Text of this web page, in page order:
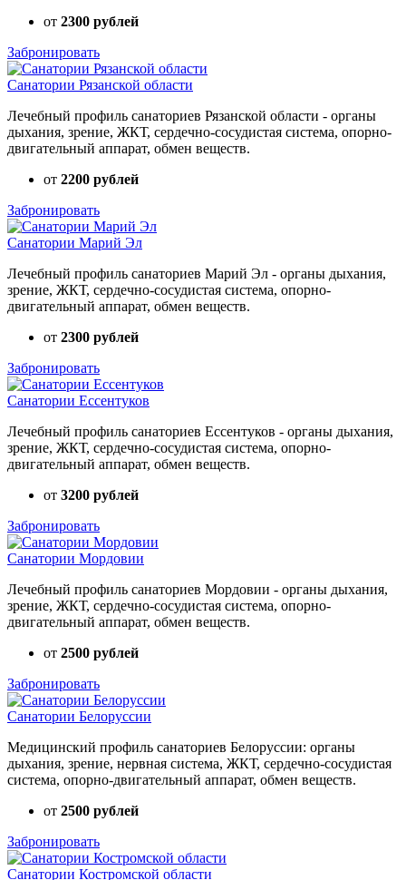
от 2300 рублей
Забронировать
Санатории Рязанской области
Лечебный профиль санаториев Рязанской области - органы
дыхания, зрение, ЖКТ, сердечно-сосудистая система, опорно-
двигательный аппарат, обмен веществ.
от 2200 рублей
Забронировать
Санатории Марий Эл
Лечебный профиль санаториев Марий Эл - органы дыхания,
зрение, ЖКТ, сердечно-сосудистая система, опорно-
двигательный аппарат, обмен веществ.
от 2300 рублей
Забронировать
Санатории Ессентуков
Лечебный профиль санаториев Ессентуков - органы дыхания,
зрение, ЖКТ, сердечно-сосудистая система, опорно-
двигательный аппарат, обмен веществ.
от 3200 рублей
Забронировать
Санатории Мордовии
Лечебный профиль санаториев Мордовии - органы дыхания,
зрение, ЖКТ, сердечно-сосудистая система, опорно-
двигательный аппарат, обмен веществ.
от 2500 рублей
Забронировать
Санатории Белоруссии
Медицинский профиль санаториев Белоруссии: органы
дыхания, зрение, нервная система, ЖКТ, сердечно-сосудистая
система, опорно-двигательный аппарат, обмен веществ.
от 2500 рублей
Забронировать
Санатории Костромской области